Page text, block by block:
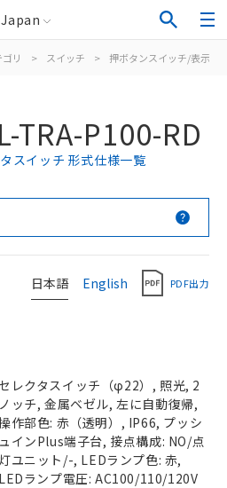
Japan
リ > スイッチ > 押ボタンスイッチ/表示灯
TRA-P100-RD
スイッチ 形式仕様一覧
日本語 English PDF出力
レクタスイッチ（φ22）, 照光, 2
ノッチ, 金属ベゼル, 左に自動復帰,
作部色: 赤（透明）, IP66, プッシ
ュインPlus端子台, 接点構成: NO/点
ユニット/-, LEDランプ色: 赤,
LEDランプ電圧: AC100/110/120V